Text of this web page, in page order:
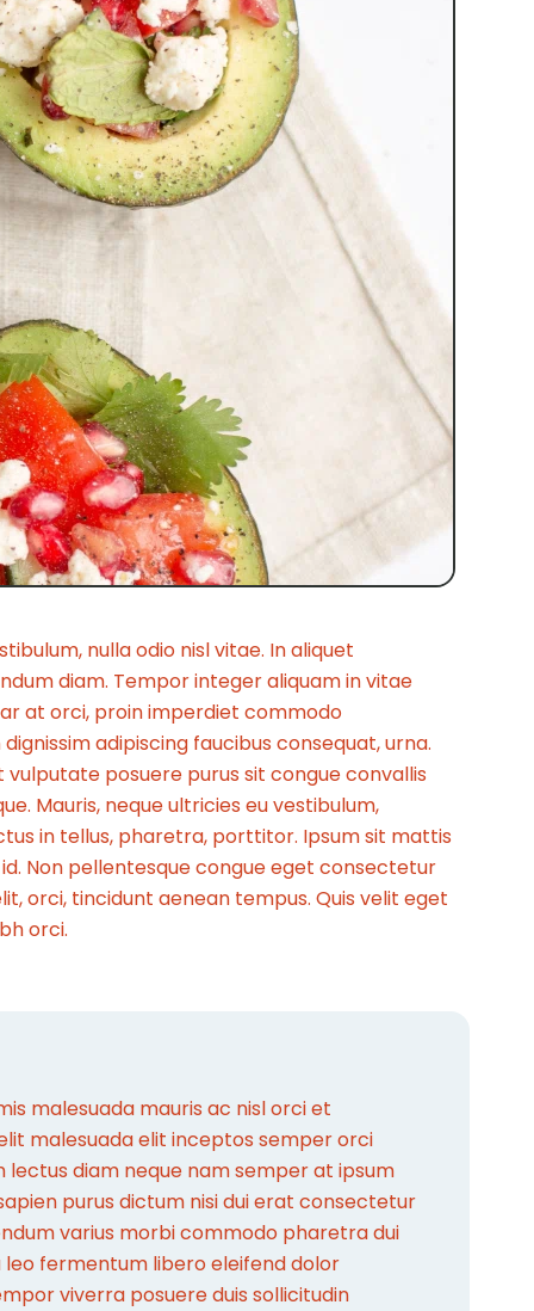
nulla odio nisl vitae. In aliquet
diam. Tempor integer aliquam in vitae
at orci, proin imperdiet commodo
adipiscing faucibus consequat, urna.
posuere purus sit congue convallis
Mauris, neque ultricies eu vestibulum,
in tellus, pharetra, porttitor. Ipsum sit mattis
Non pellentesque congue eget consectetur
orci, tincidunt aenean tempus. Quis velit eget
orci.
malesuada mauris ac nisl orci et
malesuada elit inceptos semper orci
diam neque nam semper at ipsum
purus dictum nisi dui erat consectetur
varius morbi commodo pharetra dui
fermentum libero eleifend dolor
viverra posuere duis sollicitudin